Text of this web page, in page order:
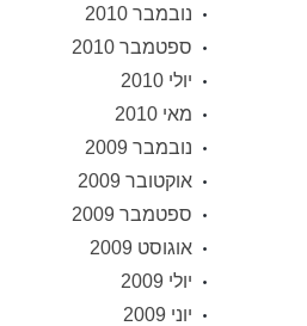
נובמבר 2010
ספטמבר 2010
יולי 2010
מאי 2010
נובמבר 2009
אוקטובר 2009
ספטמבר 2009
אוגוסט 2009
יולי 2009
יוני 2009